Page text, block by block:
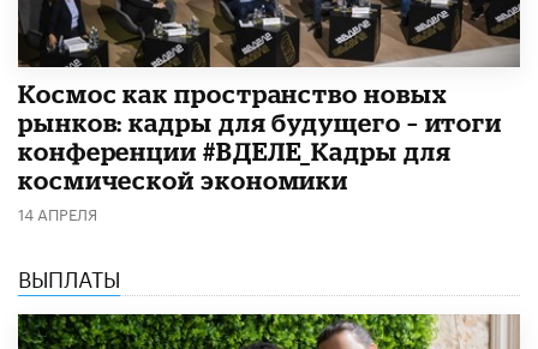
Космос как пространство новых
рынков: кадры для будущего – итоги
конференции #ВДЕЛЕ_Кадры для
космической экономики
14 АПРЕЛЯ
ВЫПЛАТЫ